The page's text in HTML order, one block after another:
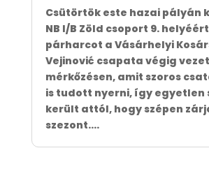
Csütörtök este hazai pályán
NB I/B Zöld csoport 9.
párharcot a Vásárhelyi
Vejinović csapata végig
mérkőzésen, amit szoros
is tudott nyerni, így egyetlen
került attól, hogy szépen
szezont....